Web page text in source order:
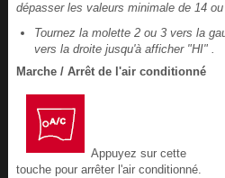
dépasser les valeurs minimale de 14
Tournez la molette 2 ou 3 vers la
vers la droite jusqu'à afficher "HI" .
Marche / Arrêt de l'air conditionné
Appuyez sur cette
touche pour arrêter l'air conditionné.